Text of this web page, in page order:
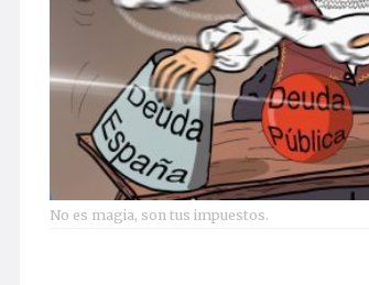
No es magia, son tus impuestos.